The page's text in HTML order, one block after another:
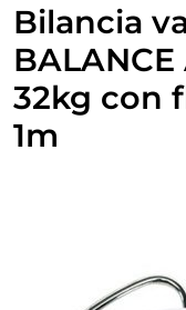
Bilancia
32kg con
1m